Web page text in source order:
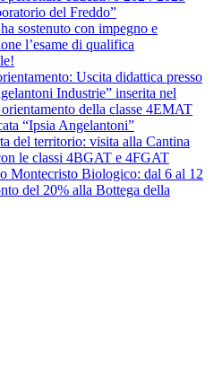
del Freddo”
sostenuto con impegno e
l’esame di qualifica
Uscita didattica presso
Industrie” inserita nel
della classe 4EMAT
“Ipsia Angelantoni”
del territorio: visita alla Cantina
le classi 4BGAT e 4FGAT
Montecristo Biologico: dal 6 al 12
del 20% alla Bottega della